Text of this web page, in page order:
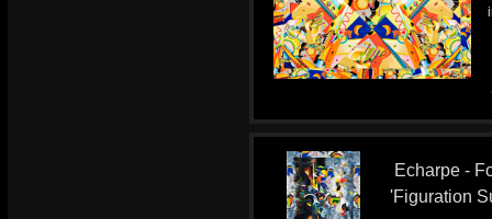
Echarpe -
'Figuration